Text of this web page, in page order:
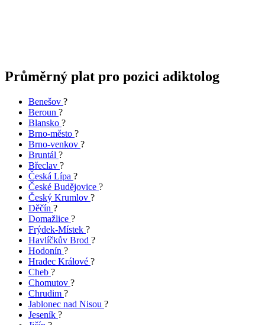
Průměrný plat pro pozici adiktolog
Benešov ?
Beroun ?
Blansko ?
Brno-město ?
Brno-venkov ?
Bruntál ?
Břeclav ?
Česká Lípa ?
České Budějovice ?
Český Krumlov ?
Děčín ?
Domažlice ?
Frýdek-Místek ?
Havlíčkův Brod ?
Hodonín ?
Hradec Králové ?
Cheb ?
Chomutov ?
Chrudim ?
Jablonec nad Nisou ?
Jeseník ?